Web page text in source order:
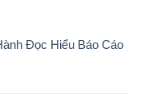
Đọc Hiểu Báo Cáo